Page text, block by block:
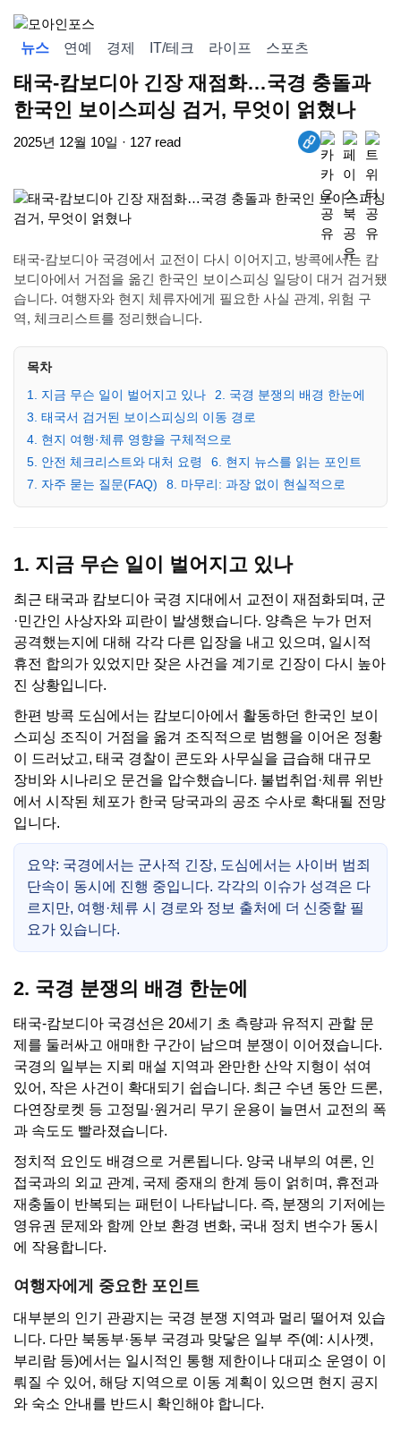
뉴스 연예 경제 IT/테크 라이프 스포츠
태국-캄보디아 긴장 재점화…국경 충돌과
한국인 보이스피싱 검거, 무엇이 얽혔나
2025년 12월 10일 · 127 read
태국-캄보디아 국경에서 교전이 다시 이어지고, 방콕에서는 캄
보디아에서 거점을 옮긴 한국인 보이스피싱 일당이 대거 검거됐
습니다. 여행자와 현지 체류자에게 필요한 사실 관계, 위험 구
역, 체크리스트를 정리했습니다.
목차
1. 지금 무슨 일이 벌어지고 있나
2. 국경 분쟁의 배경 한눈에
3. 태국서 검거된 보이스피싱의 이동 경로
4. 현지 여행·체류 영향을 구체적으로
5. 안전 체크리스트와 대처 요령
6. 현지 뉴스를 읽는 포인트
7. 자주 묻는 질문(FAQ)
8. 마무리: 과장 없이 현실적으로
1. 지금 무슨 일이 벌어지고 있나
최근 태국과 캄보디아 국경 지대에서 교전이 재점화되며, 군
·민간인 사상자와 피란이 발생했습니다. 양측은 누가 먼저
공격했는지에 대해 각각 다른 입장을 내고 있으며, 일시적
휴전 합의가 있었지만 잦은 사건을 계기로 긴장이 다시 높아
진 상황입니다.
한편 방콕 도심에서는 캄보디아에서 활동하던 한국인 보이
스피싱 조직이 거점을 옮겨 조직적으로 범행을 이어온 정황
이 드러났고, 태국 경찰이 콘도와 사무실을 급습해 대규모
장비와 시나리오 문건을 압수했습니다. 불법취업·체류 위반
에서 시작된 체포가 한국 당국과의 공조 수사로 확대될 전망
입니다.
요약: 국경에서는 군사적 긴장, 도심에서는 사이버 범죄
단속이 동시에 진행 중입니다. 각각의 이슈가 성격은 다
르지만, 여행·체류 시 경로와 정보 출처에 더 신중할 필
요가 있습니다.
2. 국경 분쟁의 배경 한눈에
태국-캄보디아 국경선은 20세기 초 측량과 유적지 관할 문
제를 둘러싸고 애매한 구간이 남으며 분쟁이 이어졌습니다.
국경의 일부는 지뢰 매설 지역과 완만한 산악 지형이 섞여
있어, 작은 사건이 확대되기 쉽습니다. 최근 수년 동안 드론,
다연장로켓 등 고정밀·원거리 무기 운용이 늘면서 교전의 폭
과 속도도 빨라졌습니다.
정치적 요인도 배경으로 거론됩니다. 양국 내부의 여론, 인
접국과의 외교 관계, 국제 중재의 한계 등이 얽히며, 휴전과
재충돌이 반복되는 패턴이 나타납니다. 즉, 분쟁의 기저에는
영유권 문제와 함께 안보 환경 변화, 국내 정치 변수가 동시
에 작용합니다.
여행자에게 중요한 포인트
대부분의 인기 관광지는 국경 분쟁 지역과 멀리 떨어져 있습
니다. 다만 북동부·동부 국경과 맞닿은 일부 주(예: 시사껫,
부리람 등)에서는 일시적인 통행 제한이나 대피소 운영이 이
뤄질 수 있어, 해당 지역으로 이동 계획이 있으면 현지 공지
와 숙소 안내를 반드시 확인해야 합니다.